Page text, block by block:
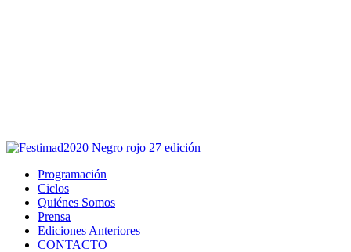
Programación
Ciclos
Quiénes Somos
Prensa
Ediciones Anteriores
CONTACTO